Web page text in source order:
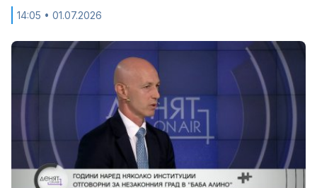
14:05 • 01.07.2026